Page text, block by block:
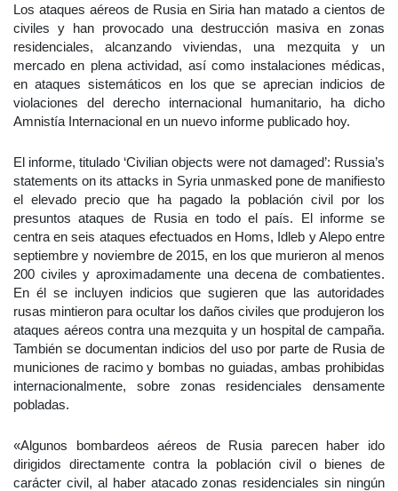
Los ataques aéreos de Rusia en Siria han matado a cientos de
civiles y han provocado una destrucción masiva en zonas
residenciales, alcanzando viviendas, una mezquita y un
mercado en plena actividad, así como instalaciones médicas,
en ataques sistemáticos en los que se aprecian indicios de
violaciones del derecho internacional humanitario, ha dicho
Amnistía Internacional en un nuevo informe publicado hoy.
El informe, titulado ‘Civilian objects were not damaged’: Russia’s
statements on its attacks in Syria unmasked pone de manifiesto
el elevado precio que ha pagado la población civil por los
presuntos ataques de Rusia en todo el país. El informe se
centra en seis ataques efectuados en Homs, Idleb y Alepo entre
septiembre y noviembre de 2015, en los que murieron al menos
200 civiles y aproximadamente una decena de combatientes.
En él se incluyen indicios que sugieren que las autoridades
rusas mintieron para ocultar los daños civiles que produjeron los
ataques aéreos contra una mezquita y un hospital de campaña.
También se documentan indicios del uso por parte de Rusia de
municiones de racimo y bombas no guiadas, ambas prohibidas
internacionalmente, sobre zonas residenciales densamente
pobladas.
«Algunos bombardeos aéreos de Rusia parecen haber ido
dirigidos directamente contra la población civil o bienes de
carácter civil, al haber atacado zonas residenciales sin ningún